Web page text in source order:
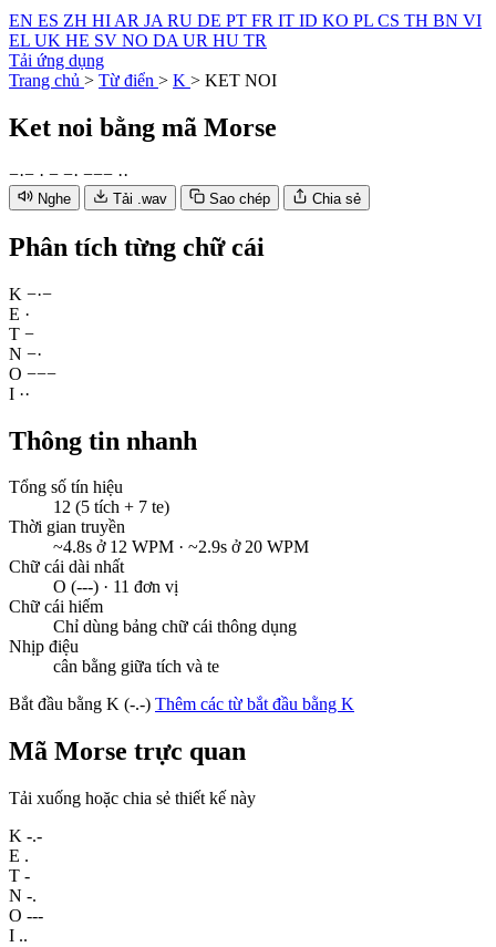
EN ES ZH HI AR JA RU DE PT FR IT ID KO PL CS TH BN VI
EL UK HE SV NO DA UR HU TR
Tải ứng dụng
Trang chủ > Từ điển > K > KET NOI
Ket noi bằng mã Morse
−·− · − −· −−− ··
Nghe Tải .wav Sao chép Chia sẻ
Phân tích từng chữ cái
K −·−
E ·
T −
N −·
O −−−
I ··
Thông tin nhanh
Tổng số tín hiệu
12 (5 tích + 7 te)
Thời gian truyền
~4.8s ở 12 WPM · ~2.9s ở 20 WPM
Chữ cái dài nhất
O (---) · 11 đơn vị
Chữ cái hiếm
Chỉ dùng bảng chữ cái thông dụng
Nhịp điệu
cân bằng giữa tích và te
Bắt đầu bằng K (-.-) Thêm các từ bắt đầu bằng K
Mã Morse trực quan
Tải xuống hoặc chia sẻ thiết kế này
K -.-
E .
T -
N -.
O ---
I ..